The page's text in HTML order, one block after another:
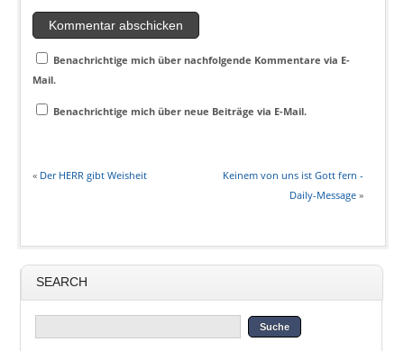
Benachrichtige mich über nachfolgende Kommentare via E-
Mail.
Benachrichtige mich über neue Beiträge via E-Mail.
« Der HERR gibt Weisheit
Keinem von uns ist Gott fern -
Daily-Message »
SEARCH